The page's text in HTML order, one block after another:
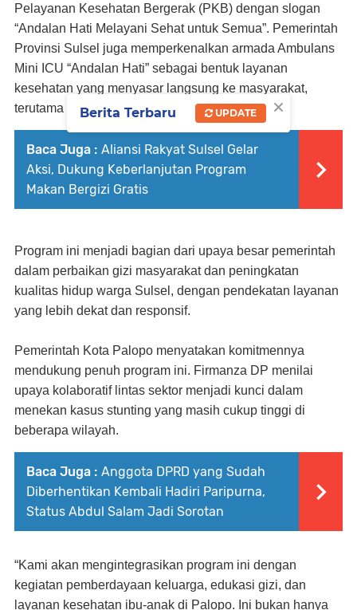
Pelayanan Kesehatan Bergerak (PKB) dengan slogan
“Andalan Hati Melayani Sehat untuk Semua”. Pemerintah
Provinsi Sulsel juga memperkenalkan armada Ambulans
Mini ICU “Andalan Hati” sebagai bentuk layanan
kesehatan yang menyasar langsung ke masyarakat,
terutama di wilayah terpencil.
Baca Juga : Aliansi Rakyat Sulsel Gelar
Aksi, Dukung Keberlanjutan Program
Makan Bergizi Gratis
Program ini menjadi bagian dari upaya besar pemerintah
dalam perbaikan gizi masyarakat dan peningkatan
kualitas hidup warga Sulsel, dengan pendekatan layanan
yang lebih dekat dan responsif.
Pemerintah Kota Palopo menyatakan komitmennya
mendukung penuh program ini. Firmanza DP menilai
upaya kolaboratif lintas sektor menjadi kunci dalam
menekan kasus stunting yang masih cukup tinggi di
beberapa wilayah.
Baca Juga : Anggota DPRD yang Sudah
Diberhentikan Kembali Hadiri Paripurna,
Status Abdul Salam Jadi Sorotan
“Kami akan mengintegrasikan program ini dengan
kegiatan pemberdayaan keluarga, edukasi gizi, dan
layanan kesehatan ibu-anak di Palopo. Ini bukan hanya
×
Berita Terbaru UPDATE